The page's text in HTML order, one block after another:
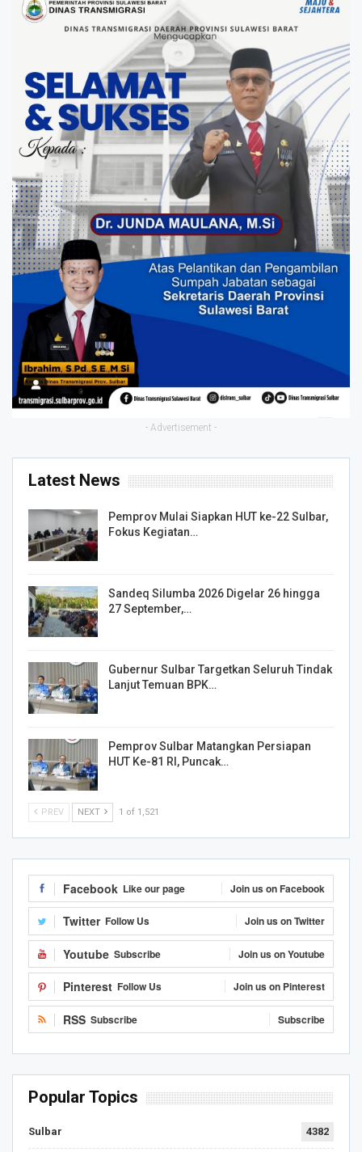
- Advertisement -
Latest News
Pemprov Mulai Siapkan HUT ke-22 Sulbar,
Fokus Kegiatan…
Sandeq Silumba 2026 Digelar 26 hingga
27 September,…
Gubernur Sulbar Targetkan Seluruh Tindak
Lanjut Temuan BPK…
Pemprov Sulbar Matangkan Persiapan
HUT Ke-81 RI, Puncak…
PREV NEXT 1 of 1,521
Facebook Like our page Join us on Facebook
Twitter Follow Us Join us on Twitter
Youtube Subscribe Join us on Youtube
Pinterest Follow Us Join us on Pinterest
RSS Subscribe Subscribe
Popular Topics
Sulbar 4382